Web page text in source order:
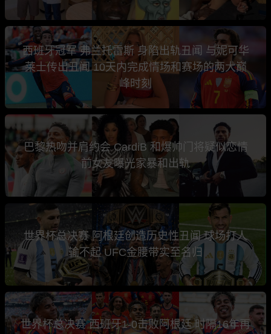
西班牙冠军 弗兰托雷斯 身陷出轨丑闻 与妮可华
莱士传出丑闻 10天内完成情场和赛场的两大巅
峰时刻
巴黎热吻并肩约会 CardiB 和爆帅门将疑似恋情
前女友曝光家暴和出轨
世界杯总决赛 阿根廷创造历史性丑闻 球场打人
输不起 UFC金腰带实至名归
世界杯总决赛 西班牙1-0击败阿根廷 时隔16年再